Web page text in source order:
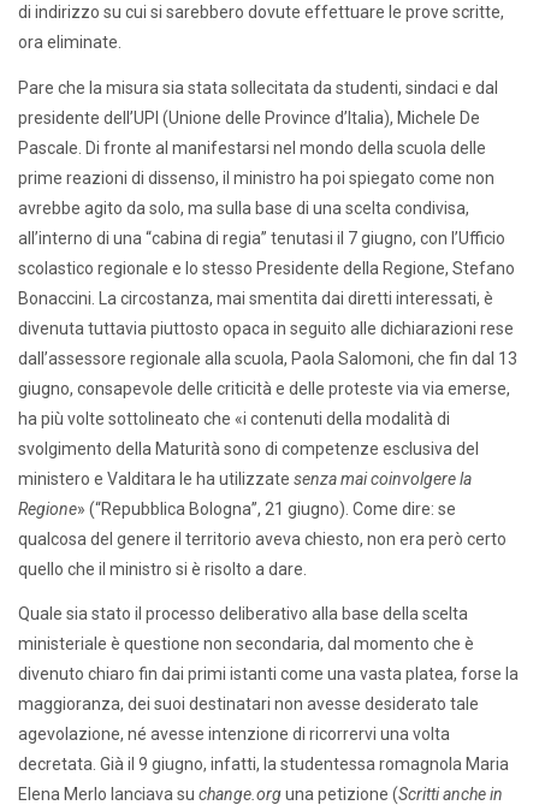
di indirizzo su cui si sarebbero dovute effettuare le prove scritte,
ora eliminate.
Pare che la misura sia stata sollecitata da studenti, sindaci e dal
presidente dell’UPI (Unione delle Province d’Italia), Michele De
Pascale. Di fronte al manifestarsi nel mondo della scuola delle
prime reazioni di dissenso, il ministro ha poi spiegato come non
avrebbe agito da solo, ma sulla base di una scelta condivisa,
all’interno di una “cabina di regia” tenutasi il 7 giugno, con l’Ufficio
scolastico regionale e lo stesso Presidente della Regione, Stefano
Bonaccini. La circostanza, mai smentita dai diretti interessati, è
divenuta tuttavia piuttosto opaca in seguito alle dichiarazioni rese
dall’assessore regionale alla scuola, Paola Salomoni, che fin dal 13
giugno, consapevole delle criticità e delle proteste via via emerse,
ha più volte sottolineato che «i contenuti della modalità di
svolgimento della Maturità sono di competenze esclusiva del
ministero e Valditara le ha utilizzate senza mai coinvolgere la
Regione» (“Repubblica Bologna”, 21 giugno). Come dire: se
qualcosa del genere il territorio aveva chiesto, non era però certo
quello che il ministro si è risolto a dare.
Quale sia stato il processo deliberativo alla base della scelta
ministeriale è questione non secondaria, dal momento che è
divenuto chiaro fin dai primi istanti come una vasta platea, forse la
maggioranza, dei suoi destinatari non avesse desiderato tale
agevolazione, né avesse intenzione di ricorrervi una volta
decretata. Già il 9 giugno, infatti, la studentessa romagnola Maria
Elena Merlo lanciava su change.orguna petizione (Scritti anche in